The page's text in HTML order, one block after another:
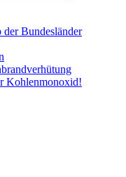
Bundesländer
Kohlenmonoxid!